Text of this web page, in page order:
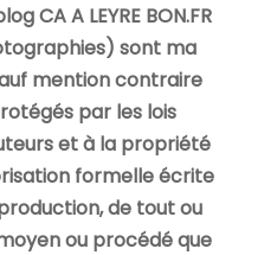
CA A LEYRE BON.FR
sont ma
mention contraire
par les lois
et à la propriété
formelle écrite
de tout ou
ou procédé que